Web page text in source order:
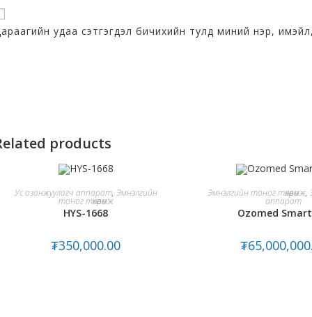
удаа сэтгэгдэл бичихийн тулд миний нэр,
products
ADD TO CART
Ус озонжуулагч аппарат, Эмнэлгийн
тоног төхөөрөмж
HYS-1668
₮350,000.00
ADD TO
Эмнэлгийн тоног төхөөрөмж,
аппарат
Ozomed
₮